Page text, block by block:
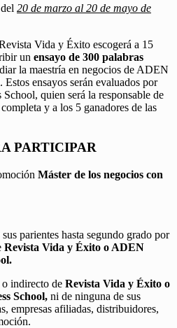
20 de marzo al 20 de mayo de
Vida y Éxito escogerá a 15
un ensayo de 300 palabras
la maestría en negocios de ADEN
ensayos serán evaluados por
quien será la responsable de
y a los 5 ganadores de las
PARTICIPAR
Máster de los negocios con
parientes hasta segundo grado por
Revista Vida y Éxito o ADEN
indirecto de Revista Vida y Éxito o
School, ni de ninguna de sus
empresas afiliadas, distribuidores,